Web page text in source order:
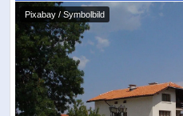
Pixabay / Symbolbild